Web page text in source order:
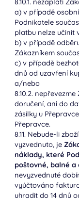
a) v případě
Podnikatele
platbu nelze učinit
b) v případě
Zákazníkem
c) v případě
dnů od uzavření
a/nebo
8.10.2.
doručení, ani do
zásilky u
Přepravce.
8.11. Nebude-li
vyzvednuto, je
náklady, které
poštovné, balné a
nevyzvednuté
vyúčtováno
uhradit do 14 dnů